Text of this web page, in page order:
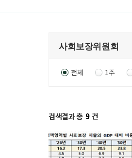
전체 1주
검색결과 총 9 건